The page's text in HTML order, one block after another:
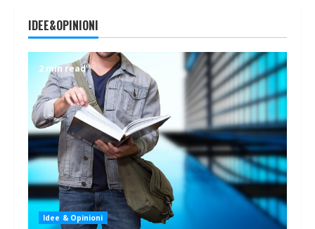
IDEE&OPINIONI
2 min read
Idee & Opinioni